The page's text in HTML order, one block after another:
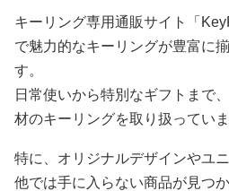
キーリング専用通販サイト「
で魅力的なキーリングが豊富に
す。
日常使いから特別なギフトまで
材のキーリングを取り扱っていま
特に、オリジナルデザインやユ
他では手に入らない商品が見つ